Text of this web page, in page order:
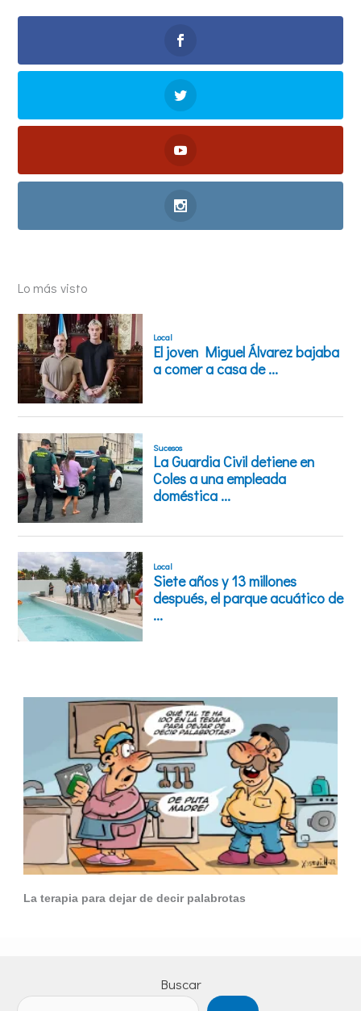
Lo más visto
La terapia para dejar de decir palabrotas
Buscar